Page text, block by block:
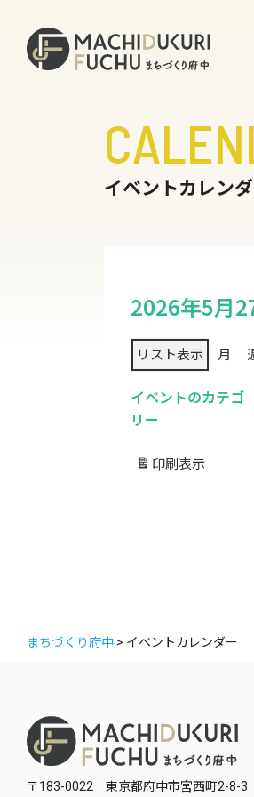
イベントカレン
2026年5月
リスト表示 月
イベントのカテゴ
リー
印刷 表示
まちづくり府中 > イベントカレンダー
〒183-0022 東京都府中市宮西町2-8-